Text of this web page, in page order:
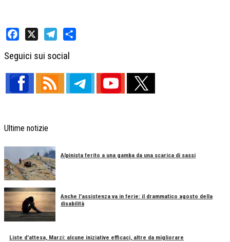
Seguici sui social
Ultime notizie
Alpinista ferito a una gamba da una scarica di sassi
Anche l'assistenza va in ferie: il drammatico agosto della
disabilità
Liste d'attesa, Marzi: alcune iniziative efficaci, altre da migliorare